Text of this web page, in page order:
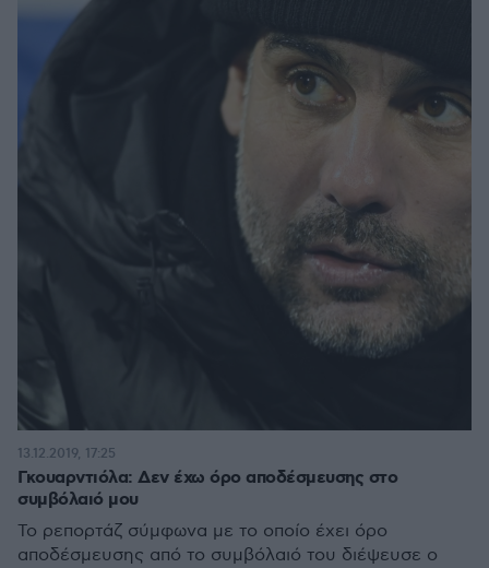
Γκουαρντιόλα: Δεν έχω όρο αποδέσμευσης στο
συμβόλαιό μου
Το ρεπορτάζ σύμφωνα με το οποίο έχει όρο
αποδέσμευσης από το συμβόλαιό του διέψευσε ο
13.12.2019, 17:25